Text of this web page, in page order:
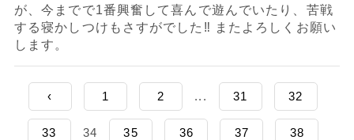
が、今までで1番興奮して喜んで遊んでいたり、苦戦
する寝かしつけもさすがでした‼︎ またよろしくお願い
します。
‹ 1 2 ... 31 32
33 34 35 36 37 38